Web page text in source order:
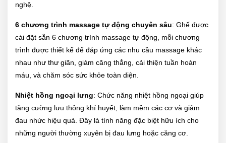
nghệ.
6 chương trình massage tự động chuyên sâu: Ghế được
cài đặt sẵn 6 chương trình massage tự động, mỗi chương
trình được thiết kế để đáp ứng các nhu cầu massage khác
nhau như thư giãn, giảm căng thẳng, cải thiện tuần hoàn
máu, và chăm sóc sức khỏe toàn diện.
Nhiệt hồng ngoại lưng: Chức năng nhiệt hồng ngoại giúp
tăng cường lưu thông khí huyết, làm mềm các cơ và giảm
đau nhức hiệu quả. Đây là tính năng đặc biệt hữu ích cho
những người thường xuyên bị đau lưng hoặc căng cơ.